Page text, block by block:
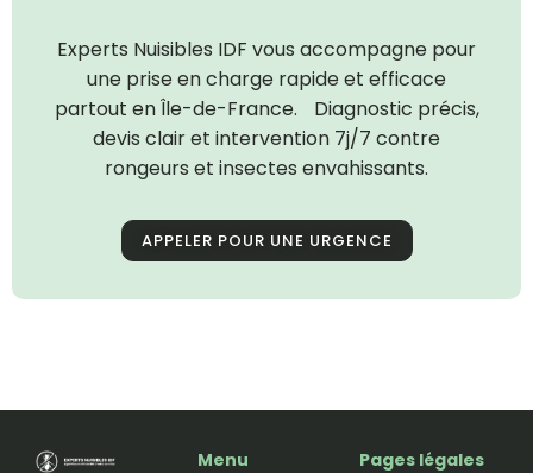
Experts Nuisibles IDF vous accompagne pour
une prise en charge rapide et efficace
partout en Île-de-France. Diagnostic précis,
devis clair et intervention 7j/7 contre
rongeurs et insectes envahissants.
APPELER POUR UNE URGENCE
Menu
Pages légales